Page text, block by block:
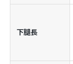
下腿長